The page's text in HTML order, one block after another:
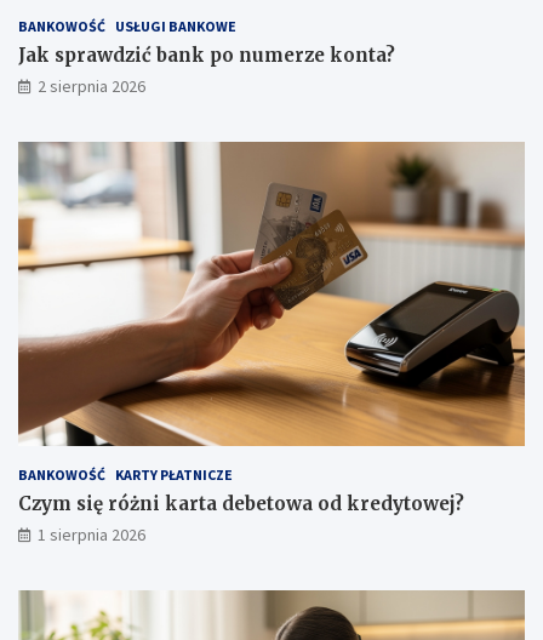
BANKOWOŚĆ USŁUGI BANKOWE
Jak sprawdzić bank po numerze konta?
2 sierpnia 2026
BANKOWOŚĆ KARTY PŁATNICZE
Czym się różni karta debetowa od kredytowej?
1 sierpnia 2026